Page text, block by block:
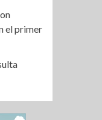
el primer